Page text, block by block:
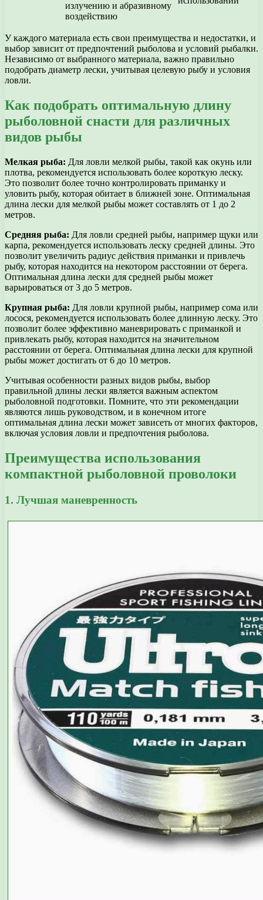
излучению и абразивному
воздействию
У каждого материала есть свои преимущества и недостатки, и
выбор зависит от предпочтений рыболова и условий рыбалки.
Независимо от выбранного материала, важно правильно
подобрать диаметр лески, учитывая целевую рыбу и условия
ловли.
Как подобрать оптимальную длину
рыболовной снасти для различных
видов рыбы
Мелкая рыба: Для ловли мелкой рыбы, такой как окунь или
плотва, рекомендуется использовать более короткую леску.
Это позволит более точно контролировать приманку и
уловить рыбу, которая обитает в ближней зоне. Оптимальная
длина лески для мелкой рыбы может составлять от 1 до 2
метров.
Средняя рыба: Для ловли средней рыбы, например щуки или
карпа, рекомендуется использовать леску средней длины. Это
позволит увеличить радиус действия приманки и привлечь
рыбу, которая находится на некотором расстоянии от берега.
Оптимальная длина лески для средней рыбы может
варьироваться от 3 до 5 метров.
Крупная рыба: Для ловли крупной рыбы, например сома или
лосося, рекомендуется использовать более длинную леску. Это
позволит более эффективно маневрировать с приманкой и
привлекать рыбу, которая находится на значительном
расстоянии от берега. Оптимальная длина лески для крупной
рыбы может достигать от 6 до 10 метров.
Учитывая особенности разных видов рыбы, выбор
правильной длины лески является важным аспектом
рыболовной подготовки. Помните, что эти рекомендации
являются лишь руководством, и в конечном итоге
оптимальная длина лески может зависеть от многих факторов,
включая условия ловли и предпочтения рыболова.
Преимущества использования
компактной рыболовной проволоки
1. Лучшая маневренность